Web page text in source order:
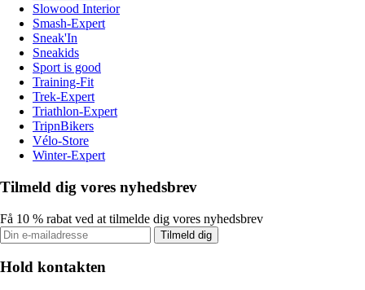
Slowood Interior
Smash-Expert
Sneak'In
Sneakids
Sport is good
Training-Fit
Trek-Expert
Triathlon-Expert
TripnBikers
Vélo-Store
Winter-Expert
Tilmeld dig vores nyhedsbrev
Få 10 % rabat ved at tilmelde dig vores nyhedsbrev
Tilmeld dig
Hold kontakten